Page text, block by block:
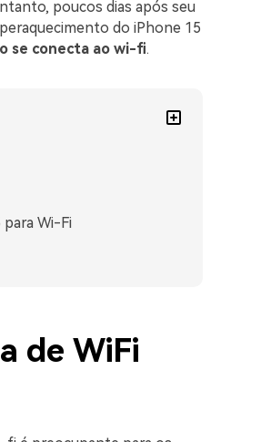
poucos dias após seu
do iPhone 15
se conecta ao wi-fi.
Wi-Fi
de WiFi